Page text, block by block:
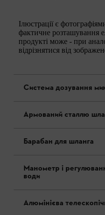
Ілюстрації є
фактичне розташування
продукті може - при
відрізнятися від
Система дозування
Армований сталлю
Барабан для шланга
Манометр і
води
Алюмінієва